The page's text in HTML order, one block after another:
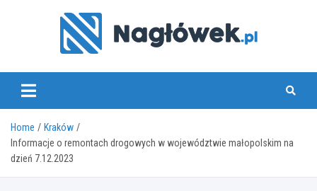
www.naglowek.pl
Home
Kraków
Informacje o remontach drogowych w województwie małopolskim na
dzień 7.12.2023